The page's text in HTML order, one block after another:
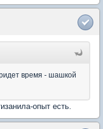
время - шашкой
опыт есть.